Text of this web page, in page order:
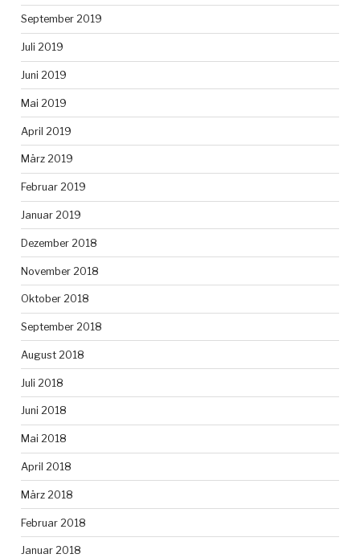
September 2019
Juli 2019
Juni 2019
Mai 2019
April 2019
März 2019
Februar 2019
Januar 2019
Dezember 2018
November 2018
Oktober 2018
September 2018
August 2018
Juli 2018
Juni 2018
Mai 2018
April 2018
März 2018
Februar 2018
Januar 2018